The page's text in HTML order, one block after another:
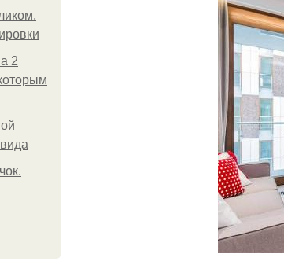
2